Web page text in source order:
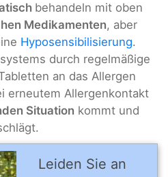
behandeln mit oben
Medikamenten, aber
Hyposensibilisierung.
durch regelmäßige
an das Allergen
erneutem Allergenkontakt
Situation kommt und
Leiden Sie an